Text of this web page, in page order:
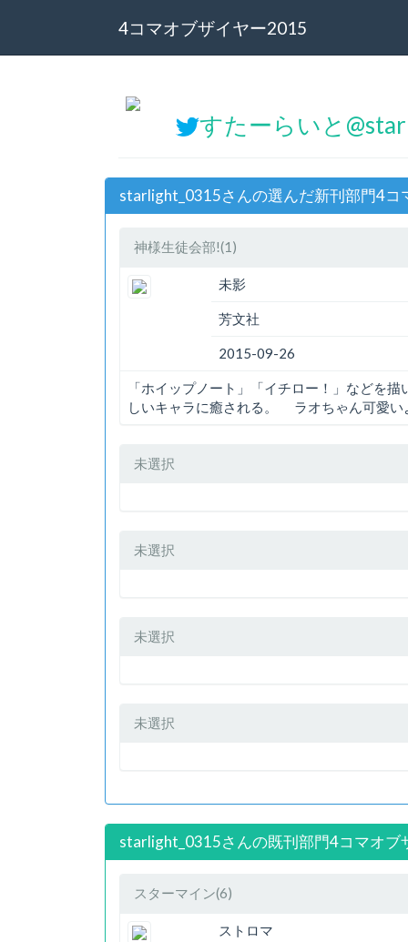
4コマオブザイヤー2015
すたーらいと
starlight_0315さんの選んだ新刊部門4コ
神様生徒会部!(1)
未影
芳文社
2015-09-26
「ホイップノート」「イチロー！」などを
しいキャラに癒される。 ラオちゃん可愛い
未選択
未選択
未選択
未選択
starlight_0315さんの既刊部門4コマオブ
スターマイン(6)
ストロマ